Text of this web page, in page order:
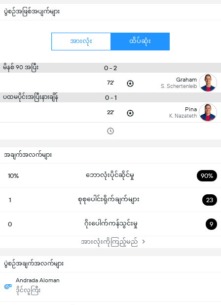
ပွဲစဉ်အဖြစ်အပျက်များ
အားလုံး ထိပ်ဆုံး
မိနစ် 90 အပြီး 0 - 2
72' Graham
S. Schertenleib
ပထမပိုင်းအပြီးနားချိန် 0 - 1
22' Pina
K. Nazateth
အချက်အလက်များ
10% ဘောလုံးပိုင်ဆိုင်မှု 90%
1 စုစုပေါင်းရိုက်ချက်များ 23
0 ဂိုးပေါက်ကန်သွင်းမှု 9
အားလုံးကိုကြည့်မည်
ပွဲစဉ်အချက်အလက်များ
Andrada Aloman
ဒိုင်လူကြီး